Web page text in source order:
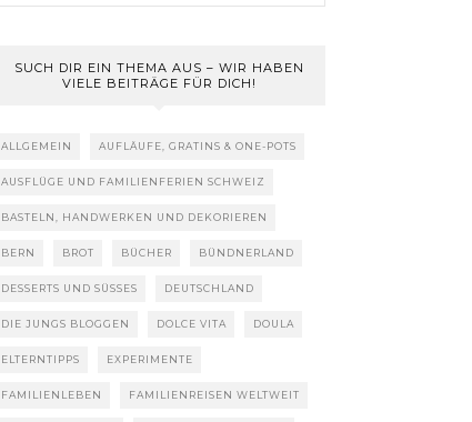
SUCH DIR EIN THEMA AUS – WIR HABEN
VIELE BEITRÄGE FÜR DICH!
ALLGEMEIN AUFLÄUFE, GRATINS & ONE-POTS
AUSFLÜGE UND FAMILIENFERIEN SCHWEIZ
BASTELN, HANDWERKEN UND DEKORIEREN
BERN BROT BÜCHER BÜNDNERLAND
DESSERTS UND SÜSSES DEUTSCHLAND
DIE JUNGS BLOGGEN DOLCE VITA DOULA
ELTERNTIPPS EXPERIMENTE
FAMILIENLEBEN FAMILIENREISEN WELTWEIT